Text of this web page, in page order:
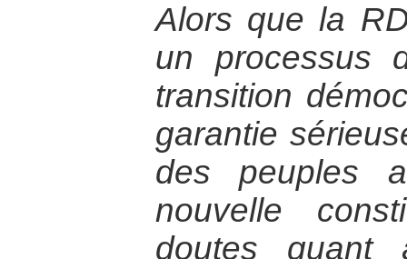
Alors que la
un processus
transition
garantie
des peuples
nouvelle
doutes quant